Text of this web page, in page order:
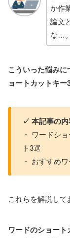
か作
論文
な…。
こういった悩み
ョートカットキー
✓ 本記事の内
・ ワードシ
ト3選
・ おすすめ
これらを解説して
ワードのショー